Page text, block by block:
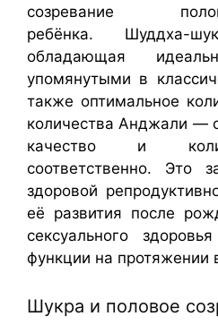
созревание
ребёнка. Шуддха-
обладающая
упомянутыми в
также оптимальное
количества Анджали —
качество и
соответственно. Это
здоровой
её развития после
сексуального
функции на протяжении
Шукра и половое